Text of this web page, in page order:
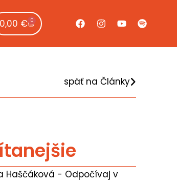
0,00 € 0
späť na Články
Haščáková - Odpočívaj v